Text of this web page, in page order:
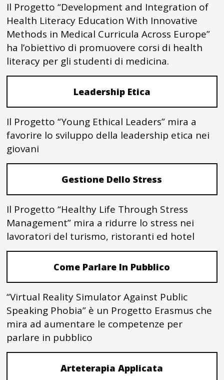
Il Progetto “Development and Integration of
Health Literacy Education With Innovative
Methods in Medical Curricula Across Europe”
ha l’obiettivo di promuovere corsi di health
literacy per gli studenti di medicina.
Leadership Etica
Il Progetto “Young Ethical Leaders” mira a
favorire lo sviluppo della leadership etica nei
giovani
Gestione Dello Stress
Il Progetto “Healthy Life Through Stress
Management” mira a ridurre lo stress nei
lavoratori del turismo, ristoranti ed hotel
Come Parlare In Pubblico
“Virtual Reality Simulator Against Public
Speaking Phobia” è un Progetto Erasmus che
mira ad aumentare le competenze per
parlare in pubblico
Arteterapia Applicata